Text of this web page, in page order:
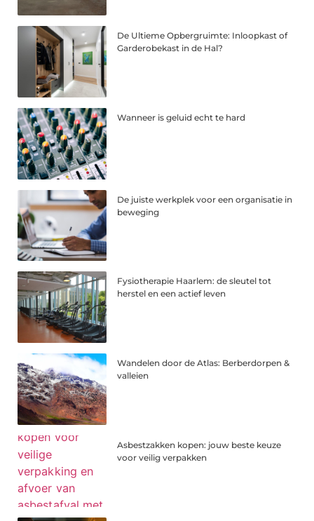
De Ultieme Opbergruimte: Inloopkast of
Garderobekast in de Hal?
Wanneer is geluid echt te hard
De juiste werkplek voor een organisatie in
beweging
Fysiotherapie Haarlem: de sleutel tot
herstel en een actief leven
Wandelen door de Atlas: Berberdorpen &
valleien
Asbestzakken kopen: jouw beste keuze
voor veilig verpakken